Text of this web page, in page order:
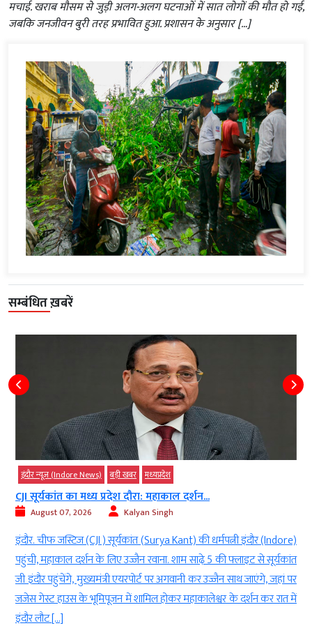
मचाई. खराब मौसम से जुड़ी अलग-अलग घटनाओं में सात लोगों की मौत हो गई,
जबकि जनजीवन बुरी तरह प्रभावित हुआ. प्रशासन के अनुसार […]
सम्बंधित ख़बरें
इंदौर न्यूज़ (Indore News) बड़ी खबर मध्‍यप्रदेश
CJI सूर्यकांत का मध्य प्रदेश दौरा: महाकाल दर्शन...
August 07, 2026 Kalyan Singh
इंदौर. चीफ जस्टिज (CJI ) सूर्यकांत (Surya Kant) की धर्मपत्नी इंदौर (Indore)
पहुंची, महाकाल दर्शन के लिए उज्जैन रवाना. शाम साढ़े 5 की फ्लाइट से सूर्यकांत
जी इंदौर पहुंचेंगे, मुख्यमंत्री एयरपोर्ट पर अगवानी कर उज्जैन साथ जाएंगे, जहां पर
जजेस गेस्ट हाउस के भूमिपूजन में शामिल होकर महाकालेश्वर के दर्शन कर रात में
इंदौर लौट […]